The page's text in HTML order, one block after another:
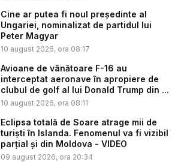
Cine ar putea fi noul președinte al
Ungariei, nominalizat de partidul lui
Peter Magyar
10 august 2026, ora 08:17
Avioane de vânătoare F-16 au
interceptat aeronave în apropiere de
clubul de golf al lui Donald Trump din ...
10 august 2026, ora 08:11
Eclipsa totală de Soare atrage mii de
turiști în Islanda. Fenomenul va fi vizibil
parțial și din Moldova - VIDEO
09 august 2026, ora 20:34